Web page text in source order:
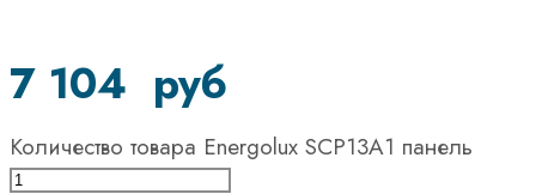
7 104 руб
Количество товара Energolux SCP13A1 панель